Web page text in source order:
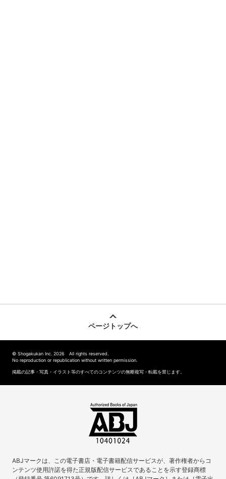
ページトップへ
© Shogakukan Inc. 2026 All rights reserved.
No reproduction or republication without written permission.
掲載の記事・写真・イラスト等のすべてのコンテンツの無断複写・転載を禁じます。
ABJマークは、この電子書店・電子書籍配信サービスが、著作権者からコ
ンテンツ使用許諾を得た正規版配信サービスであることを示す登録商標